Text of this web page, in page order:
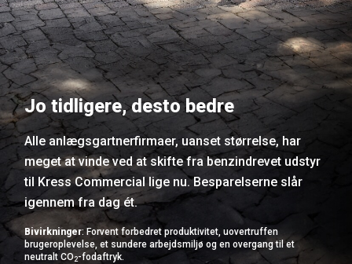
Jo tidligere, desto bedre
Alle anlægsgartnerfirmaer, uanset størrelse, har
meget at vinde ved at skifte fra benzindrevet udstyr
til Kress Commercial lige nu. Besparelserne slår
igennem fra dag ét.
Bivirkninger: Forvent forbedret produktivitet, uovertruffen
brugeroplevelse, et sundere arbejdsmiljø og en overgang til et
neutralt CO2-fodaftryk.